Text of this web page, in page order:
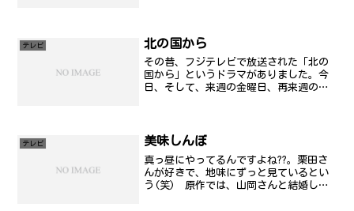
を叩き出し、昨年の...
テレビ 北の国から
その昔、フジテレビで放送された「北の
国から」というドラマがありました。今
日、そして、来週の金曜日、再来週の金
番組の一つで、地元、北...
テレビ 美味しんぼ
真っ昼にやってるんですよね??。栗田さ
んが好きで、地味にずっと見ているとい
う(笑) 原作では、山岡さんと結婚しま